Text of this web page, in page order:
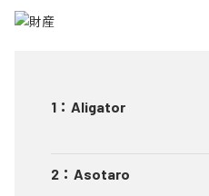
1 ： Aligator
2 ： Asotaro